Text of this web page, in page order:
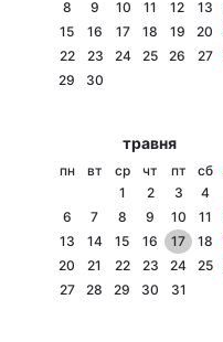
Головна
Економіка
Спорт
Техно і зв'язок
8
9 10 11 12 13
15
16 17 18 19 20
22
23 24 25 26 27
29
30
травня
пн вт ср чт пт сб
1
2 3 4
6
7 8 9 10 11
13
14 15 16 17 18
20
21 22 23 24 25
27
28 29 30 31